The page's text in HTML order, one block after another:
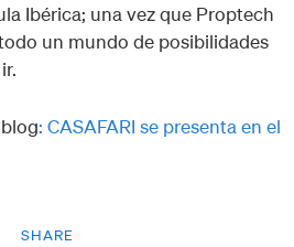
SHARE
Ibérica; una vez que Proptech
un mundo de posibilidades
: CASAFARI se presenta en el